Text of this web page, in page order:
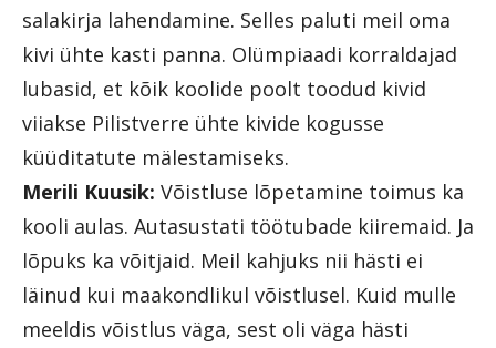
salakirja lahendamine. Selles paluti meil oma
kivi ühte kasti panna. Olümpiaadi korraldajad
lubasid, et kõik koolide poolt toodud kivid
viiakse Pilistverre ühte kivide kogusse
küüditatute mälestamiseks.
Merili Kuusik: Võistluse lõpetamine toimus ka
kooli aulas. Autasustati töötubade kiiremaid. Ja
lõpuks ka võitjaid. Meil kahjuks nii hästi ei
läinud kui maakondlikul võistlusel. Kuid mulle
meeldis võistlus väga, sest oli väga hästi